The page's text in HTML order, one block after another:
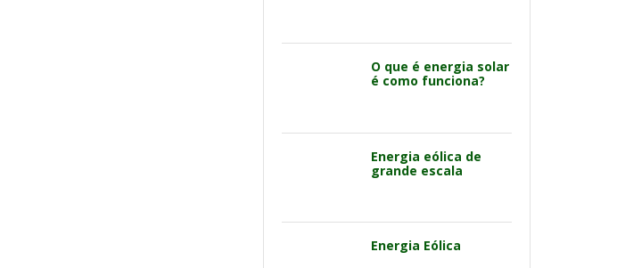
O que é energia solar
é como funciona?
Energia eólica de
grande escala
Energia Eólica